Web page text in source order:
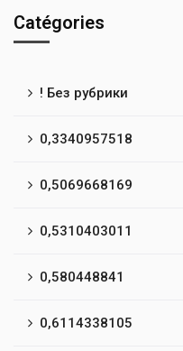
Catégories
! Без рубрики
0,3340957518
0,5069668169
0,5310403011
0,580448841
0,6114338105